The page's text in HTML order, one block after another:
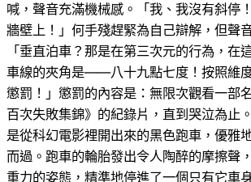
喊，聲音充滿機械感。「我、我沒有斜停
牆壁上！」何手殘趕緊為自己辯解，但聲
「垂直泊車？那是在第三次元的行為，在
車線的夾角是——八十九點七度！按照維
懲罰！」懲罰的內容是：無限次觀看一部
百次失敗集錦》的紀錄片，直到哭泣為止
是從科幻電影裡開出來的黑色跑車，優雅
而過。跑車的輪胎發出令人陶醉的摩擦聲
重力的姿態，精準地停進了一個只有它車